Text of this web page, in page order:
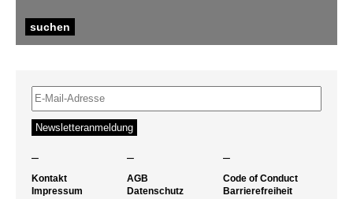
– – –
Kontakt
Impressum
AGB
Datenschutz
Code of Conduct
Barrierefreiheit